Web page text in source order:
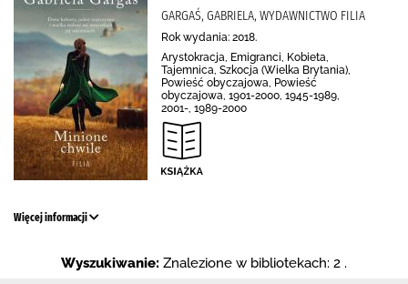
GARGAŚ, GABRIELA, WYDAWNICTWO FILIA
Rok wydania: 2018.
Arystokracja, Emigranci, Kobieta,
Tajemnica, Szkocja (Wielka Brytania),
Powieść obyczajowa, Powieść
obyczajowa, 1901-2000, 1945-1989,
2001-, 1989-2000
Więcej informacji
Wyszukiwanie: Znalezione w bibliotekach: 2 .